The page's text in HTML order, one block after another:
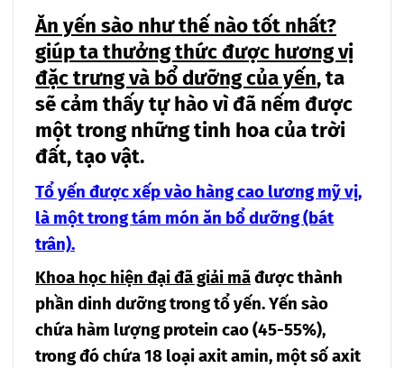
Ăn yến sào như thế nào tốt nhất?
giúp ta thưởng thức được hương vị
đặc trưng và bổ dưỡng của yến, ta
sẽ cảm thấy tự hào vì đã nếm được
một trong những tinh hoa của trời
đất, tạo vật.
Tổ yến được xếp vào hàng cao lương mỹ vị,
là một trong tám món ăn bổ dưỡng (bát
trân).
Khoa học hiện đại đã giải mãđược thành
phần dinh dưỡng trong tổ yến. Yến sào
chứa hàm lượng protein cao (45-55%),
trong đó chứa 18 loại axit amin, một số axit